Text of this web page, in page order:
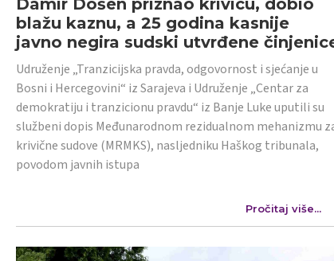
blažu kaznu, a 25 godina kasnije
javno negira sudski utvrđene
Udruženje „Tranzicijska pravda, odgovornost i sjećanje u
Bosni i Hercegovini“ iz Sarajeva i Udruženje „Centar za
demokratiju i tranzicionu pravdu“ iz Banje Luke uputili su
službeni dopis Međunarodnom rezidualnom mehanizmu
krivične sudove (MRMKS), nasljedniku Haškog tribunala,
povodom javnih istupa
Pročitaj više...